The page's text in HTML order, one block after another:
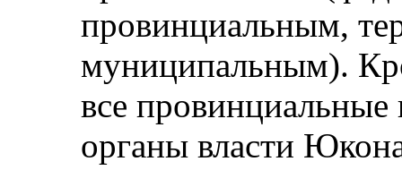
провинциальным,
муниципальным).
все провинциальные
органы власти